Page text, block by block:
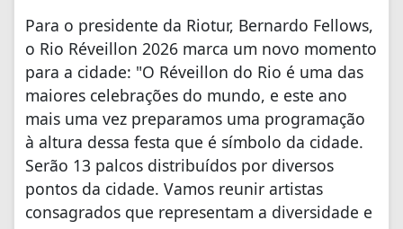
Para o presidente da Riotur, Bernardo Fellows,
o Rio Réveillon 2026 marca um novo momento
para a cidade: "O Réveillon do Rio é uma das
maiores celebrações do mundo, e este ano
mais uma vez preparamos uma programação
à altura dessa festa que é símbolo da cidade.
Serão 13 palcos distribuídos por diversos
pontos da cidade. Vamos reunir artistas
consagrados que representam a diversidade e